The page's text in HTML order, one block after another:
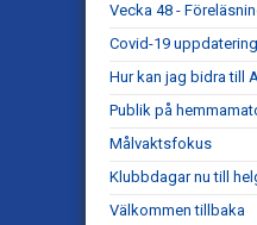
Vecka 48 -
Covid-19 uppdatering
Hur kan jag bidra till
Publik på
Målvaktsfokus
Klubbdagar nu till
Välkommen tillbaka